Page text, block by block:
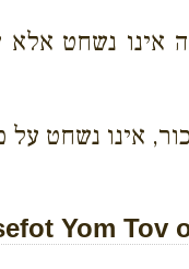
אינו נשחט אלא
אינו נשחט על
Yom Tov